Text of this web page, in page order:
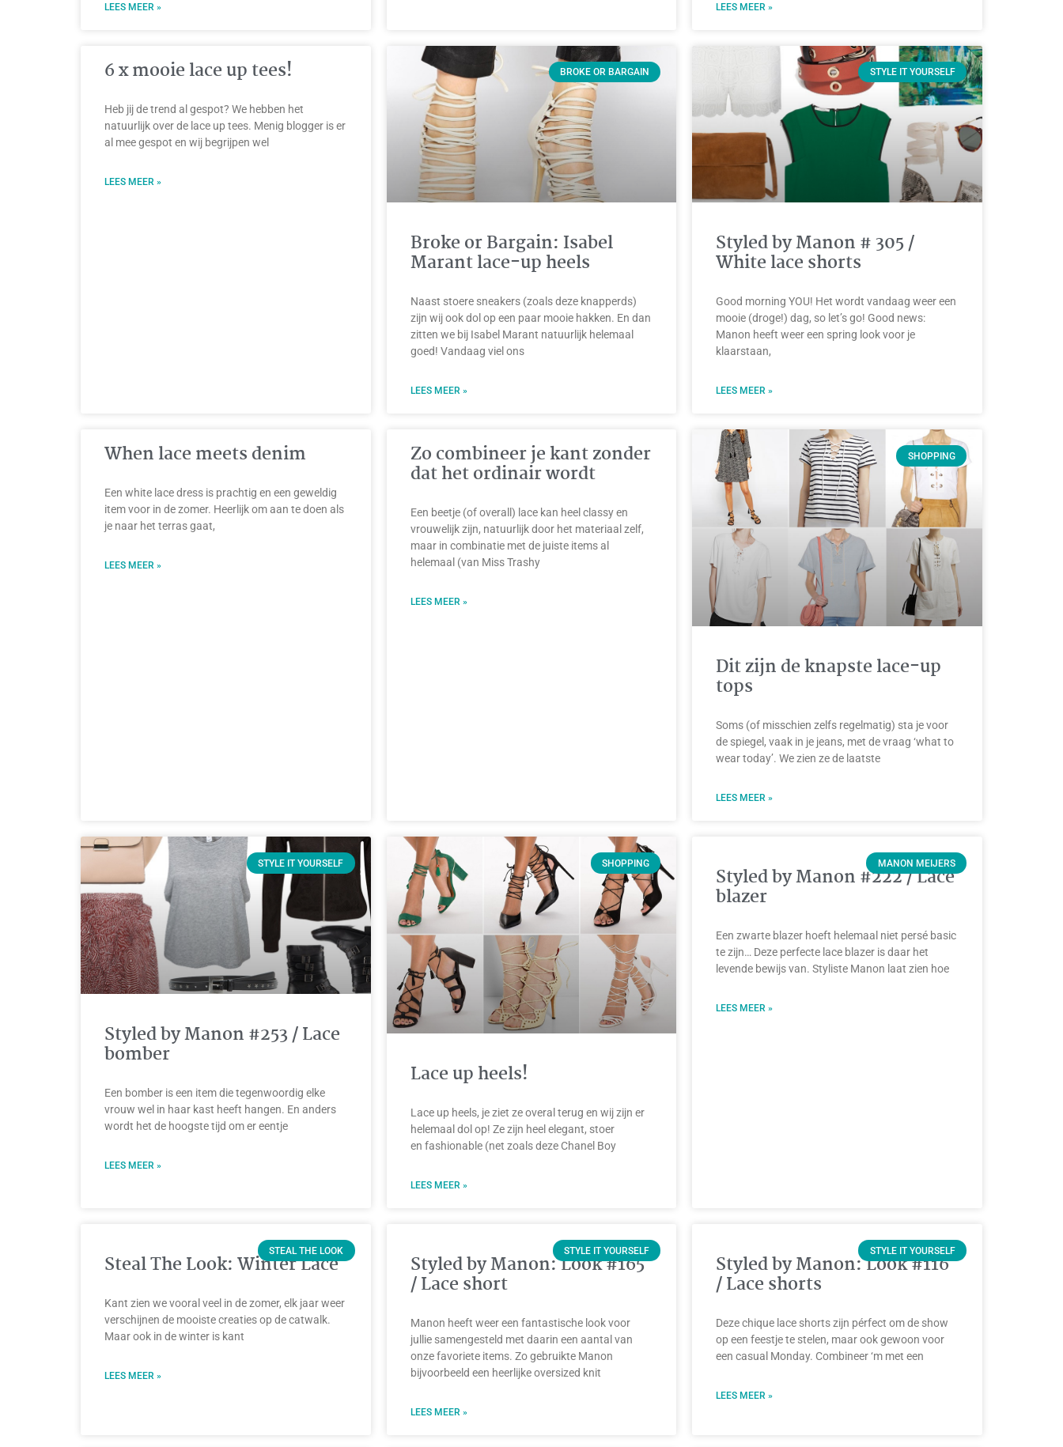
LEES MEER » LEES MEER »
6 x mooie lace up tees!
Heb jij de trend al gespot? We hebben het
natuurlijk over de lace up tees. Menig blogger is er
al mee gespot en wij begrijpen wel
LEES MEER »
BROKE OR BARGAIN
Broke or Bargain: Isabel
Marant lace-up heels
Naast stoere sneakers (zoals deze knapperds)
zijn wij ook dol op een paar mooie hakken. En dan
zitten we bij Isabel Marant natuurlijk helemaal
goed! Vandaag viel ons
LEES MEER »
STYLE IT YOURSELF
Styled by Manon # 305 /
White lace shorts
Good morning YOU! Het wordt vandaag weer een
mooie (droge!) dag, so let’s go! Good news:
Manon heeft weer een spring look voor je
klaarstaan,
LEES MEER »
When lace meets denim
Een white lace dress is prachtig en een geweldig
item voor in de zomer. Heerlijk om aan te doen als
je naar het terras gaat,
LEES MEER »
Zo combineer je kant zonder
dat het ordinair wordt
Een beetje (of overall) lace kan heel classy en
vrouwelijk zijn, natuurlijk door het materiaal zelf,
maar in combinatie met de juiste items al
helemaal (van Miss Trashy
LEES MEER »
SHOPPING
Dit zijn de knapste lace-up
tops
Soms (of misschien zelfs regelmatig) sta je voor
de spiegel, vaak in je jeans, met de vraag ‘what to
wear today’. We zien ze de laatste
LEES MEER »
STYLE IT YOURSELF
Styled by Manon #253 / Lace
bomber
Een bomber is een item die tegenwoordig elke
vrouw wel in haar kast heeft hangen. En anders
wordt het de hoogste tijd om er eentje
LEES MEER »
SHOPPING
Lace up heels!
Lace up heels, je ziet ze overal terug en wij zijn er
helemaal dol op! Ze zijn heel elegant, stoer
en fashionable (net zoals deze Chanel Boy
LEES MEER »
MANON MEIJERS
Styled by Manon #222 / Lace
blazer
Een zwarte blazer hoeft helemaal niet persé basic
te zijn… Deze perfecte lace blazer is daar het
levende bewijs van. Styliste Manon laat zien hoe
LEES MEER »
STEAL THE LOOK
Steal The Look: Winter Lace
Kant zien we vooral veel in de zomer, elk jaar weer
verschijnen de mooiste creaties op de catwalk.
Maar ook in de winter is kant
LEES MEER »
STYLE IT YOURSELF
Styled by Manon: Look #165
/ Lace short
Manon heeft weer een fantastische look voor
jullie samengesteld met daarin een aantal van
onze favoriete items. Zo gebruikte Manon
bijvoorbeeld een heerlijke oversized knit
LEES MEER »
STYLE IT YOURSELF
Styled by Manon: Look #116
/ Lace shorts
Deze chique lace shorts zijn pérfect om de show
op een feestje te stelen, maar ook gewoon voor
een casual Monday. Combineer ‘m met een
LEES MEER »